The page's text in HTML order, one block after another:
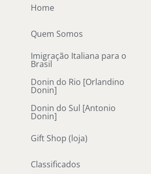
Home
Quem Somos
Imigração Italiana para o
Brasil
Donin do Rio [Orlandino
Donin]
Donin do Sul [Antonio
Donin]
Gift Shop (loja)
Classificados